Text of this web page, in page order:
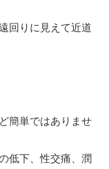
回りに見えて近道
簡単ではありませ
低下、性交痛、潤